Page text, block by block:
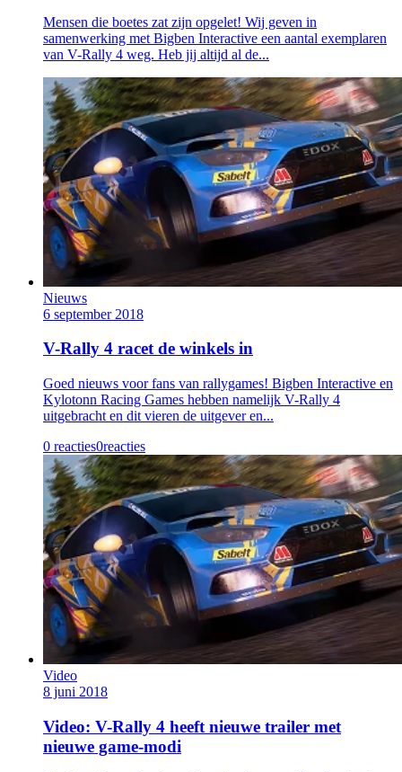
Mensen die boetes zat zijn opgelet! Wij geven in
samenwerking met Bigben Interactive een aantal exemplaren
van V-Rally 4 weg. Heb jij altijd al de...
Nieuws
6 september 2018
V-Rally 4 racet de winkels in
Goed nieuws voor fans van rallygames! Bigben Interactive en
Kylotonn Racing Games hebben namelijk V-Rally 4
uitgebracht en dit vieren de uitgever en...
0 reacties0reacties
Video
8 juni 2018
Video: V-Rally 4 heeft nieuwe trailer met
nieuwe game-modi